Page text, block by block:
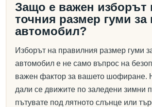
Защо е важен изборът
точния размер гуми
автомобил?
Изборът на правилния размер гуми
автомобил е не само въпрос на
важен фактор за вашето шофиране.
дали се движите по заледени зимни
пътувате под лятното слънце или